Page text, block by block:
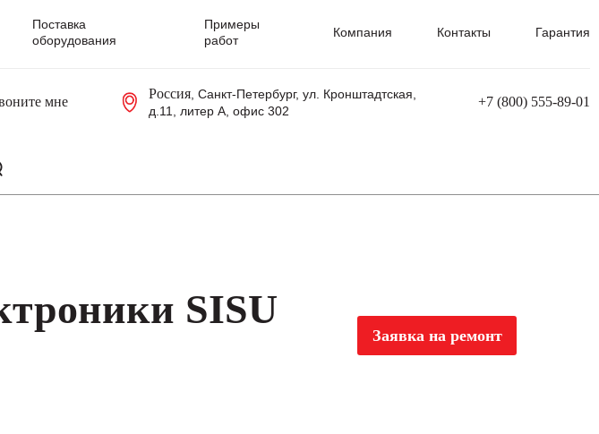
Поставка
оборудования
Примеры
работ
Компания Контакты Гарантия
мне
Россия, Санкт-Петербург, ул. Кронштадтская,
д.11, литер А, офис 302
+7 (800) 555-89-01
SISU
Заявка на ремонт